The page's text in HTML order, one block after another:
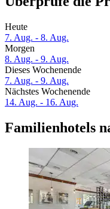
Heute
7. Aug. - 8. Aug.
Morgen
8. Aug. - 9. Aug.
Dieses Wochenende
7. Aug. - 9. Aug.
Nächstes Wochenende
14. Aug. - 16. Aug.
Familienhotels